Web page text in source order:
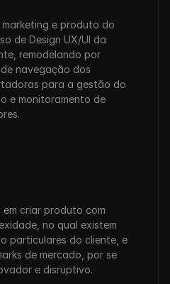
marketing e produto do
de Design UX/UI da
remodelando por
navegação dos
para a gestão do
e monitoramento de
criar produto com
no qual existem
particulares do cliente, e
de mercado, por se
e disruptivo.